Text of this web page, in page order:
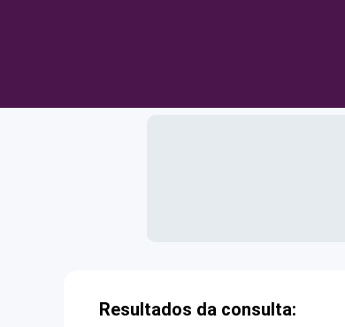
Resultados da consulta: